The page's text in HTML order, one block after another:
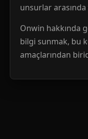
unsurlar arasında
Onwin hakkında
bilgi sunmak, bu
amaçlarından